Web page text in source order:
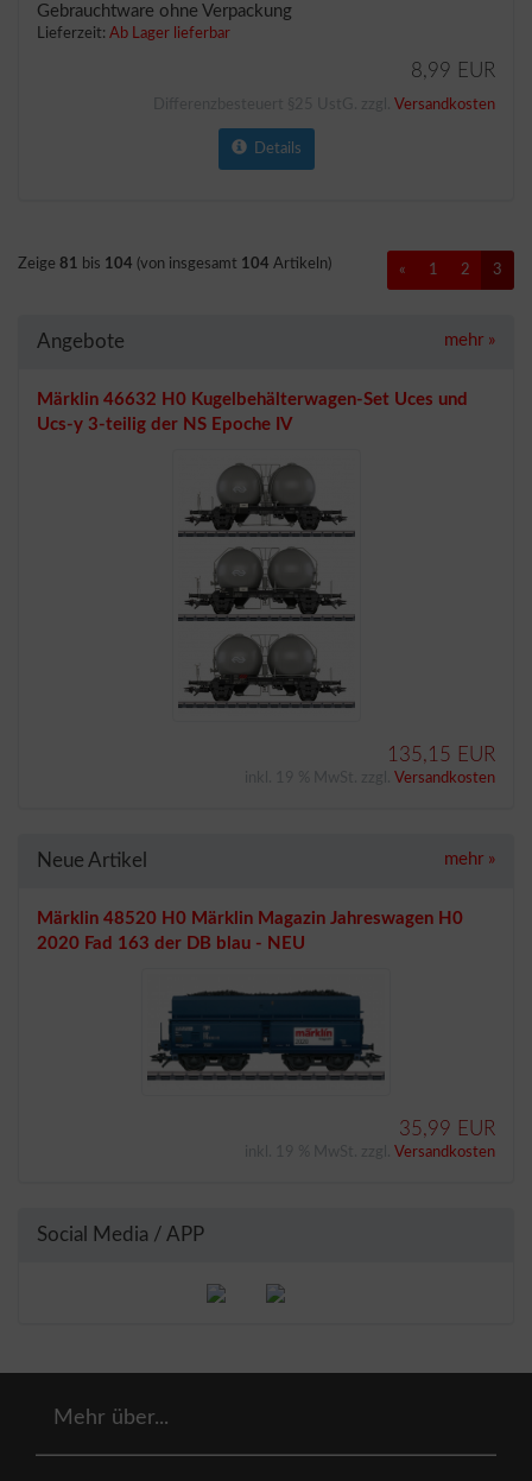
Gebrauchtware ohne Verpackung
Lieferzeit: Ab Lager lieferbar
8,99 EUR
Versandkosten
Details
Zeige 81 bis 104 (von insgesamt 104 Artikeln) « 1 2 3
Angebote mehr »
Märklin 46632 H0 Kugelbehälterwagen-Set Uces und
Ucs-y 3-teilig der NS Epoche IV
135,15 EUR
Versandkosten
Neue Artikel mehr »
Märklin 48520 H0 Märklin Magazin Jahreswagen H0
2020 Fad 163 der DB blau - NEU
35,99 EUR
Versandkosten
Social Media / APP
Mehr über...